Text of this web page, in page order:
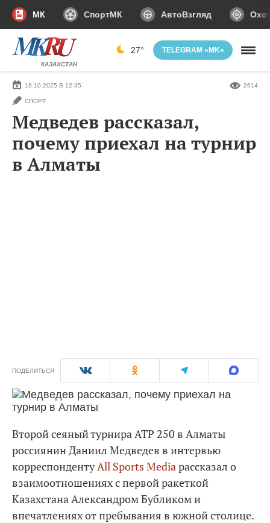
МК СпортМК АвтоВзгляд
КАЗАХСТАН
27° TELEGRAM «MK»
16.10.2025 В 12:35
СПОРТ
2614
Медведев рассказал,
почему приехал на турнир
в Алматы
ПОДЕЛИТЬСЯ
Второй сеяный турнира ATP 250 в Алматы
россиянин Даниил Медведев в интервью
корреспондентуAll Sports Mediaрассказал о
взаимоотношениях с первой ракеткой
Казахстана Александром Бубликом и
впечатлениях от пребывания в южной столице.